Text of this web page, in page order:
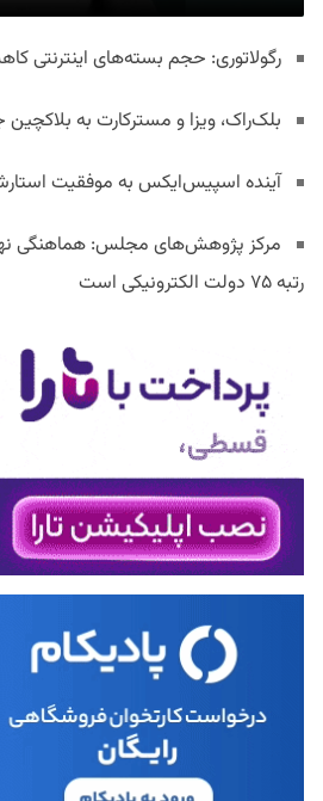
رگولاتوری: حجم بسته‌های اینترنتی
بلک‌راک، ویزا و مسترکارت به
آینده اسپیس‌ایکس به موفقیت
مرکز پژوهش‌های مجلس: هماهنگی
رتبه ۷۵ دولت الکترونیکی است